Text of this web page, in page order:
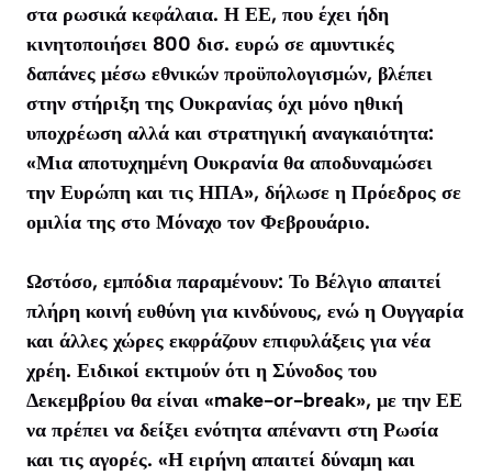
στα ρωσικά κεφάλαια. Η ΕΕ, που έχει ήδη
κινητοποιήσει 800 δισ. ευρώ σε αμυντικές
δαπάνες μέσω εθνικών προϋπολογισμών, βλέπει
στην στήριξη της Ουκρανίας όχι μόνο ηθική
υποχρέωση αλλά και στρατηγική αναγκαιότητα:
«Μια αποτυχημένη Ουκρανία θα αποδυναμώσει
την Ευρώπη και τις ΗΠΑ», δήλωσε η Πρόεδρος σε
ομιλία της στο Μόναχο τον Φεβρουάριο.
Ωστόσο, εμπόδια παραμένουν: Το Βέλγιο απαιτεί
πλήρη κοινή ευθύνη για κινδύνους, ενώ η Ουγγαρία
και άλλες χώρες εκφράζουν επιφυλάξεις για νέα
χρέη. Ειδικοί εκτιμούν ότι η Σύνοδος του
Δεκεμβρίου θα είναι «make-or-break», με την ΕΕ
να πρέπει να δείξει ενότητα απέναντι στη Ρωσία
και τις αγορές. «Η ειρήνη απαιτεί δύναμη και